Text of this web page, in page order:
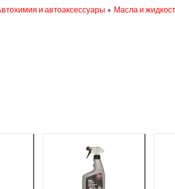
и автоаксессуары Масла и